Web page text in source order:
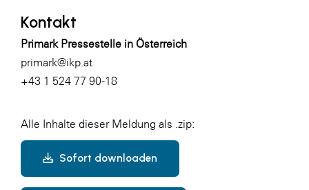
Kontakt
Primark Pressestelle in Österreich
primark@ikp.at
+43 1 524 77 90-18
Alle Inhalte dieser Meldung als .zip:
Sofort downloaden